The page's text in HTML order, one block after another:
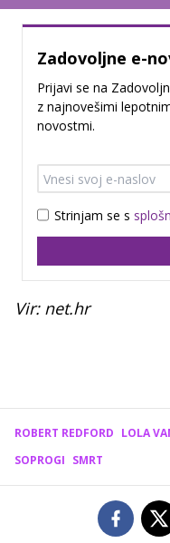
Zadovoljne e-
Prijavi se na
z najnovešimi
novostmi.
Strinjam se s
Vir: net.hr
ROBERT REDFORD LOLA
SOPROGI SMRT